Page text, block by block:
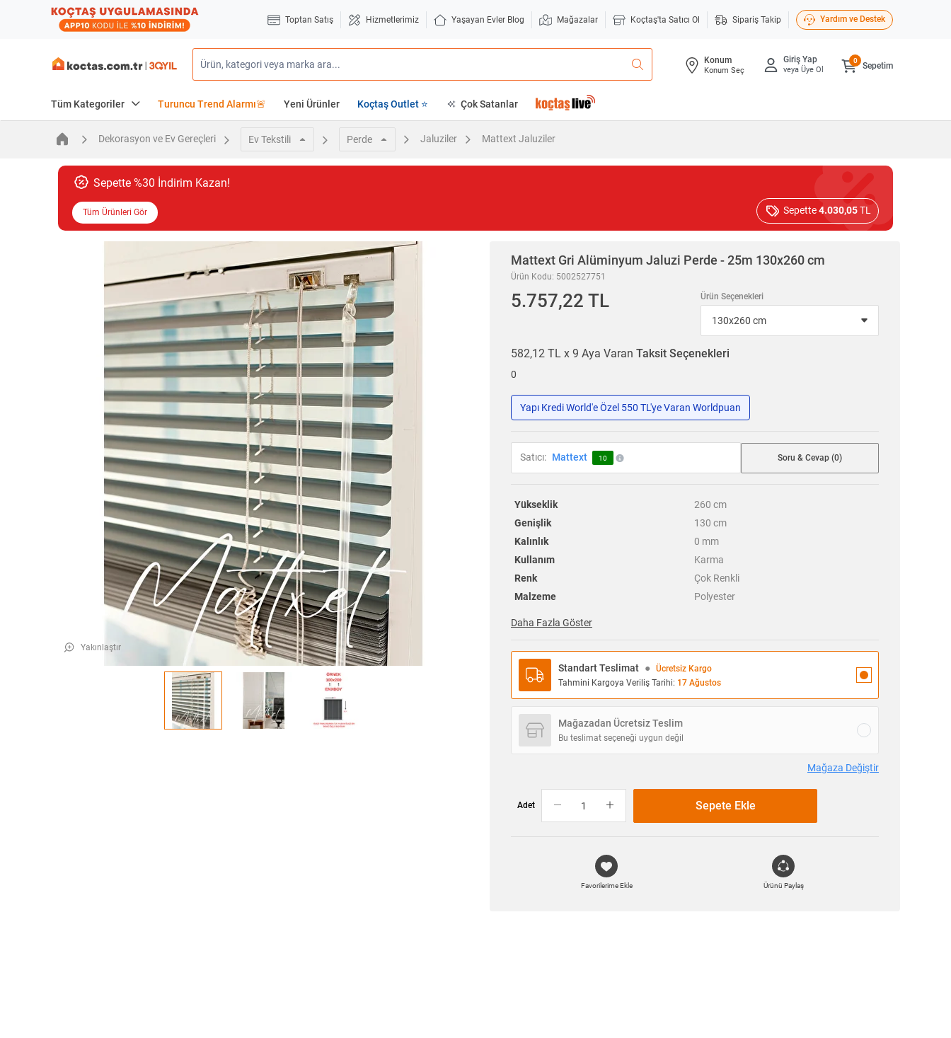
Toptan Satış Hizmetlerimiz Yaşayan Evler Blog Mağazalar Koçtaş'ta Satıcı Ol Sipariş Takip Yardım ve Destek
Konum
Konum Seç
Giriş Yap
veya Üye Ol Sepetim
0
Tüm Kategoriler Turuncu Trend Alarmı🚨 Yeni Ürünler Koçtaş Outlet ⭐ Çok Satanlar
Dekorasyon ve Ev Gereçleri Ev Tekstili Perde Jaluziler Mattext Jaluziler
Sepette %30 İndirim Kazan!
Tüm Ürünleri Gör Sepette4.030,05TL
Yakınlaştır
Mattext Gri Alüminyum Jaluzi Perde - 25m 130x260 cm
Ürün Kodu: 5002527751
5.757,22 TL Ürün Seçenekleri
582,12 TL x 9 Aya Varan Taksit Seçenekleri
0
Yapı Kredi World'e Özel 550 TL'ye Varan Worldpuan
Satıcı: Mattext 10 Soru & Cevap (0)
Yükseklik 260 cm
Genişlik
130 cm
Kalınlık
0 mm
Kullanım
Karma
Renk
Çok Renkli
Malzeme
Polyester
Daha Fazla Göster
Standart Teslimat ●
Ücretsiz Kargo
Tahmini Kargoya Veriliş Tarihi: 17 Ağustos
Mağazadan Ücretsiz Teslim
Bu teslimat seçeneği uygun değil
Mağaza Değiştir
Adet Sepete Ekle
Favorilerime Ekle Ürünü Paylaş